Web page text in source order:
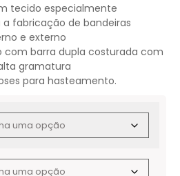
tecido especialmente
fabricação de bandeiras
e externo
barra dupla costurada com
gramatura
para hasteamento.